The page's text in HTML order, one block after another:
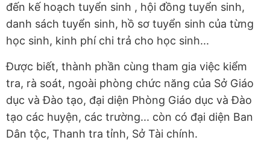
đến kế hoạch tuyển sinh , hội đồng tuyển sinh,
danh sách tuyển sinh, hồ sơ tuyển sinh của từng
học sinh, kinh phí chi trả cho học sinh...
Được biết, thành phần cùng tham gia việc kiểm
tra, rà soát, ngoài phòng chức năng của Sở Giáo
dục và Đào tạo, đại diện Phòng Giáo dục và Đào
tạo các huyện, các trường... còn có đại diện Ban
Dân tộc, Thanh tra tỉnh, Sở Tài chính.